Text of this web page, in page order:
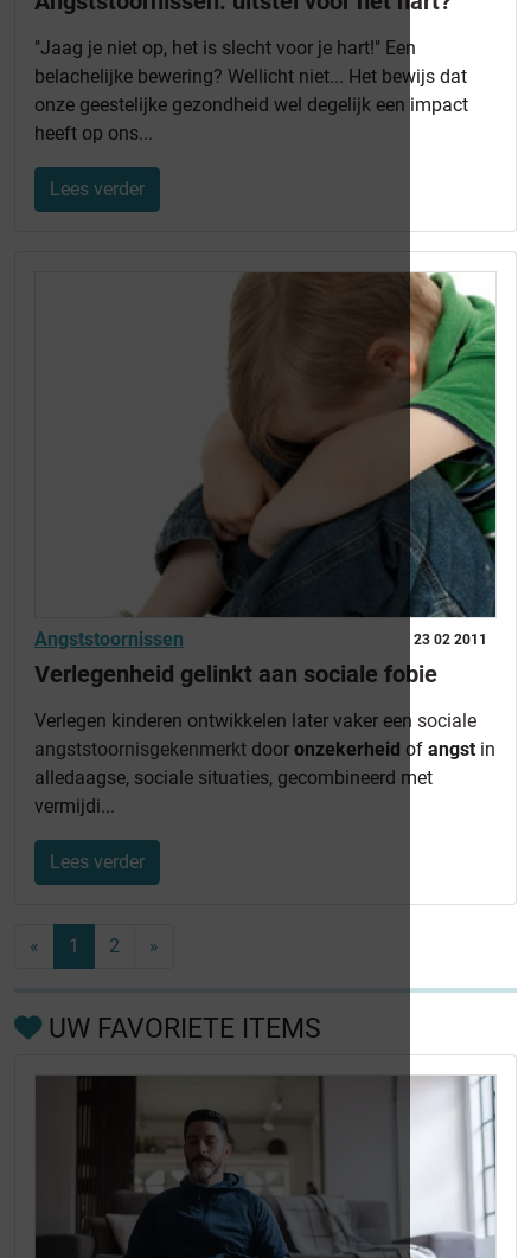
"Jaag je niet op, het is slecht voor je hart!" Een
belachelijke bewering? Wellicht niet... Het bewijs dat
onze geestelijke gezondheid wel degelijk een impact
heeft op ons...
Lees verder
23 02 2011
Angststoornissen
Verlegenheid gelinkt aan sociale fobie
Verlegen kinderen ontwikkelen later vaker een sociale
angststoornisgekenmerkt door onzekerheid of angst in
alledaagse, sociale situaties, gecombineerd met
vermijdi...
Lees verder
« 1 2 »
UW FAVORIETE ITEMS